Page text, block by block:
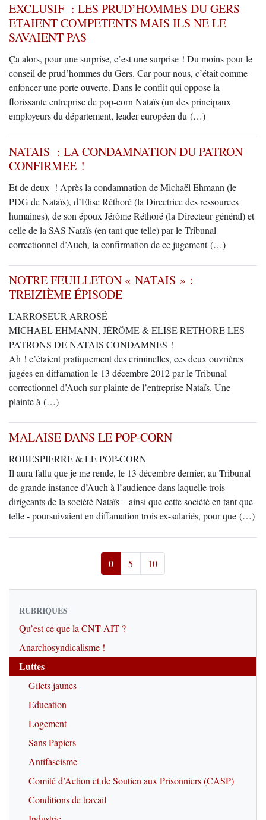
EXCLUSIF : LES PRUD’HOMMES DU GERS
ETAIENT COMPETENTS MAIS ILS NE LE
SAVAIENT PAS
Ça alors, pour une surprise, c’est une surprise ! Du moins pour le
conseil de prud’hommes du Gers. Car pour nous, c’était comme
enfoncer une porte ouverte. Dans le conflit qui oppose la
florissante entreprise de pop-corn Nataïs (un des principaux
employeurs du département, leader européen du (…)
NATAIS : LA CONDAMNATION DU PATRON
CONFIRMEE !
Et de deux ! Après la condamnation de Michaël Ehmann (le
PDG de Nataïs), d’Elise Réthoré (la Directrice des ressources
humaines), de son époux Jérôme Réthoré (la Directeur général) et
celle de la SAS Nataïs (en tant que telle) par le Tribunal
correctionnel d’Auch, la confirmation de ce jugement (…)
NOTRE FEUILLETON « NATAIS » :
TREIZIÈME ÉPISODE
L’ARROSEUR ARROSÉ
MICHAEL EHMANN, JÉRÔME & ELISE RETHORE LES
PATRONS DE NATAIS CONDAMNES !
Ah ! c’étaient pratiquement des criminelles, ces deux ouvrières
jugées en diffamation le 13 décembre 2012 par le Tribunal
correctionnel d’Auch sur plainte de l’entreprise Nataïs. Une
plainte à (…)
MALAISE DANS LE POP-CORN
ROBESPIERRE & LE POP-CORN
Il aura fallu que je me rende, le 13 décembre dernier, au Tribunal
de grande instance d’Auch à l’audience dans laquelle trois
dirigeants de la société Nataïs – ainsi que cette société en tant que
telle - poursuivaient en diffamation trois ex-salariés, pour que (…)
0 5 10
RUBRIQUES
Qu’est ce que la CNT-AIT ?
Anarchosyndicalisme !
Luttes
Gilets jaunes
Education
Logement
Sans Papiers
Antifascisme
Comité d’Action et de Soutien aux Prisonniers (CASP)
Conditions de travail